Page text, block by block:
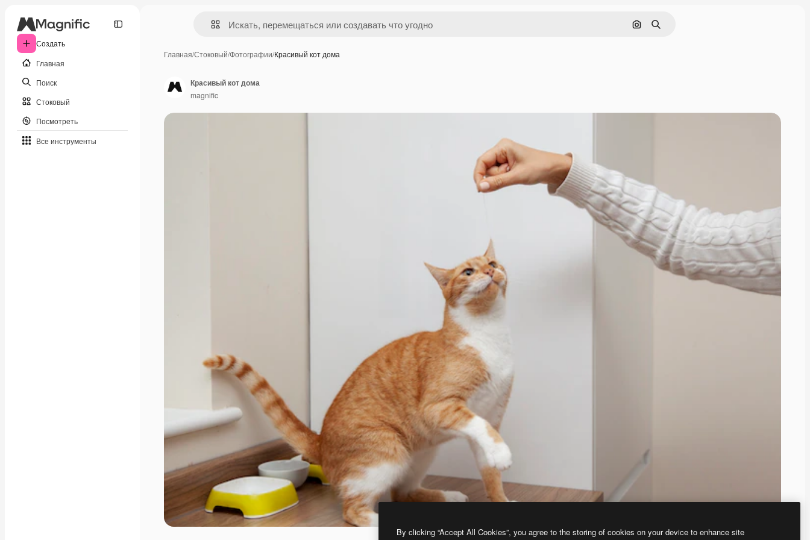
Создать
Главная
Поиск
Стоковый
Посмотреть
Все инструменты
Поиск по изображению
Поиск
Главная/Стоковый/Фотографии/Красивый кот дома
Красивый кот дома
magnific
By clicking “Accept All Cookies”, you agree to the storing of cookies on your device to enhance site